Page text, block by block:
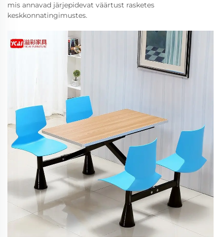
mis annavad järjepidevat väärtust rasketes
keskkonnatingimustes.